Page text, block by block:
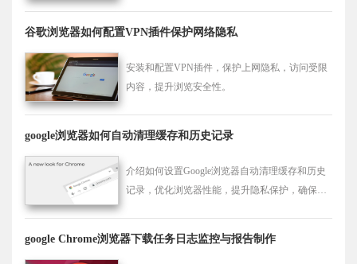
谷歌浏览器如何配置VPN插件保护网络隐私
安装和配置VPN插件，保护上网隐私，访问受限
内容，提升浏览安全性。
google浏览器如何自动清理缓存和历史记录
介绍如何设置Google浏览器自动清理缓存和历史
记录，优化浏览器性能，提升隐私保护，确保浏
google Chrome浏览器下载任务日志监控与报告制作